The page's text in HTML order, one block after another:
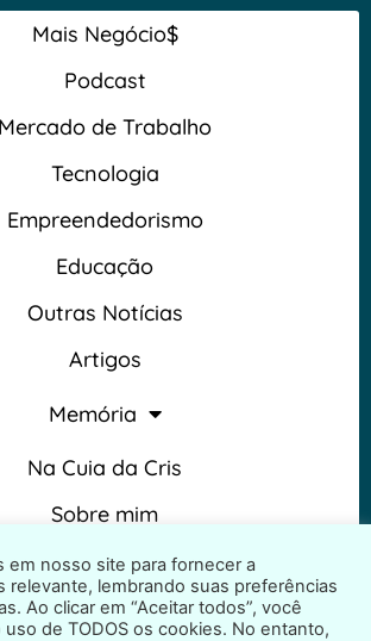
Mais Negócio$
Podcast
Mercado de Trabalho
Tecnologia
Empreendedorismo
Educação
Outras Notícias
Artigos
Memória
Na Cuia da Cris
Sobre mim
Termos e Condições
em nosso site para fornecer a
relevante, lembrando suas preferências
Ao clicar em “Aceitar todos”, você
de TODOS os cookies. No entanto,